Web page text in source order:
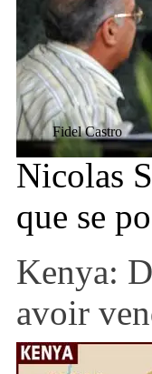
Fidel Castro
Nicolas
que se
Kenya:
avoir